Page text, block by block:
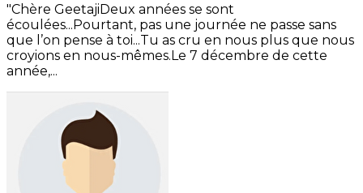
"Chère GeetajiDeux années se sont
écoulées...Pourtant, pas une journée ne passe sans
que l’on pense à toi...Tu as cru en nous plus que nous
croyions en nous-mêmes.Le 7 décembre de cette
année,...